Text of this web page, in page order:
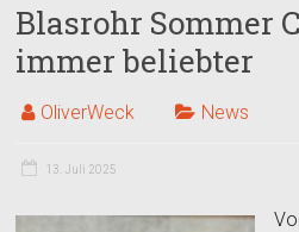
Blasrohr Sommer
immer beliebter
OliverWeck News
13. Juli 2025